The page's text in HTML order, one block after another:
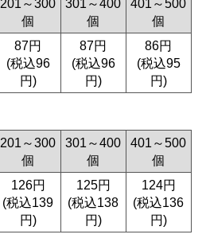
201～300
個
301～400
個
401～500
個
87円
(税込96
円)
87円
(税込96
円)
86円
(税込95
円)
201～300
個
301～400
個
401～500
個
126円
(税込139
円)
125円
(税込138
円)
124円
(税込136
円)